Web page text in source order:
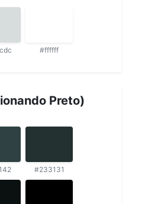
#ffffff
Preto)
#233131